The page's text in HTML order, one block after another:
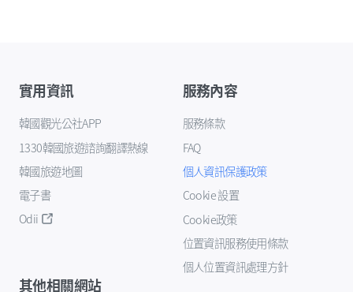
實用資訊
韓國觀光公社APP
1330韓國旅遊諮詢翻譯熱線
韓國旅遊地圖
電子書
Odii
服務內容
服務條款
FAQ
個人資訊保護政策
Cookie 設置
Cookie政策
位置資訊服務使用條款
個人位置資訊處理方針
其他相關網站